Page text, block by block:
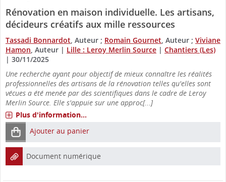
Rénovation en maison individuelle. Les artisans,
décideurs créatifs aux mille ressources
Tassadi Bonnardot , Auteur ; Romain Gournet , Auteur ; Viviane
Hamon , Auteur | Lille : Leroy Merlin Source | Chantiers (Les)
| 30/11/2025
Une recherche ayant pour objectif de mieux connaître les réalités
professionnelles des artisans de la rénovation telles qu'elles sont
vécues a été menée par des scientifiques dans le cadre de Leroy
Merlin Source. Elle s'appuie sur une approc[...]
Plus d'information...
Ajouter au panier
Document numérique